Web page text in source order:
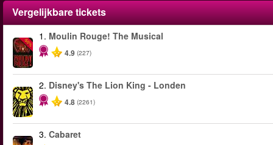
Vergelijkbare tickets
-50%
1. Moulin Rouge! The Musical
4.9 (227)
2. Disney's The Lion King - Londen
4.8 (2261)
3. Cabaret